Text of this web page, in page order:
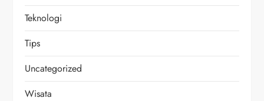
Teknologi
Tips
Uncategorized
Wisata